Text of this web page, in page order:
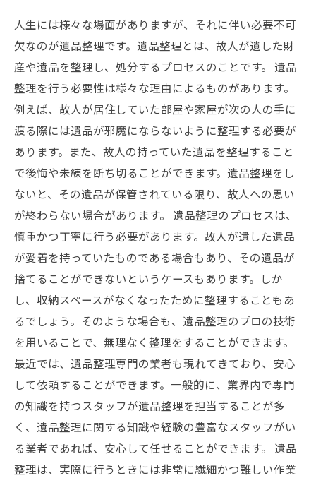
人生には様々な場面がありますが、それに伴い必要不可
欠なのが遺品整理です。遺品整理とは、故人が遺した財
産や遺品を整理し、処分するプロセスのことです。 遺品
整理を行う必要性は様々な理由によるものがあります。
例えば、故人が居住していた部屋や家屋が次の人の手に
渡る際には遺品が邪魔にならないように整理する必要が
あります。また、故人の持っていた遺品を整理すること
で後悔や未練を断ち切ることができます。遺品整理をし
ないと、その遺品が保管されている限り、故人への思い
が終わらない場合があります。 遺品整理のプロセスは、
慎重かつ丁寧に行う必要があります。故人が遺した遺品
が愛着を持っていたものである場合もあり、その遺品が
捨てることができないというケースもあります。しか
し、収納スペースがなくなったために整理することもあ
るでしょう。そのような場合も、遺品整理のプロの技術
を用いることで、無理なく整理をすることができます。
最近では、遺品整理専門の業者も現れてきており、安心
して依頼することができます。一般的に、業界内で専門
の知識を持つスタッフが遺品整理を担当することが多
く、遺品整理に関する知識や経験の豊富なスタッフがい
る業者であれば、安心して任せることができます。 遺品
整理は、実際に行うときには非常に繊細かつ難しい作業